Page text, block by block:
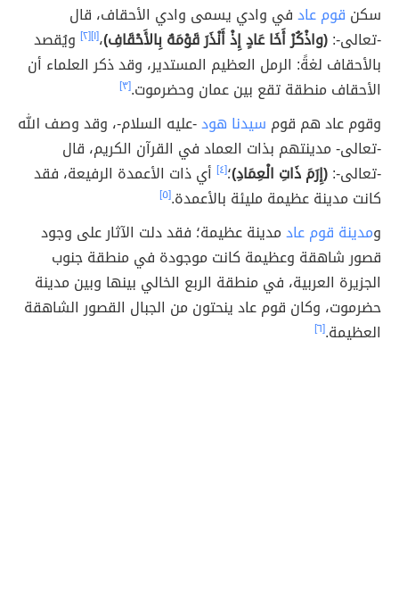
سكن قوم عادفي وادي يسمى وادي الأحقاف، قال
-تعالى-:(واذْكُرْ أَخَا عَادٍ إِذْ أَنْذَرَ قَوْمَهُ بِالأَحْقَافِ)،[١] [٢]
ويُقصد
بالأحقاف لغةً: الرمل العظيم المستدير، وقد ذكر العلماء أن
الأحقاف منطقة تقع بين عمان وحضرموت.[٣]
وقوم عاد هم قوم سيدنا هود-عليه السلام-، وقد وصف الله
-تعالى- مدينتهم بذات العماد في القرآن الكريم، قال
-تعالى-:(إِرَمَ ذَاتِ الْعِمَادِ)؛[٤]
أي ذات الأعمدة الرفيعة، فقد
كانت مدينة عظيمة مليئة بالأعمدة.[٥]
ومدينة قوم عادمدينة عظيمة؛ فقد دلت الآثار على وجود
قصور شاهقة وعظيمة كانت موجودة في منطقة جنوب
الجزيرة العربية، في منطقة الربع الخالي بينها وبين مدينة
حضرموت، وكان قوم عاد ينحتون من الجبال القصور الشاهقة
العظيمة.[٦]